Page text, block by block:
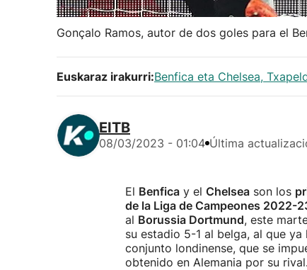
Gonçalo Ramos, autor de dos goles para el
Euskaraz irakurri:Benfica eta Chelsea,
EITB
08/03/2023 - 01:04 Última
El Benfica y el Chelsea son los
de la Liga de Campeones 2022-
al Borussia Dortmund, este
su estadio 5-1 al belga, al que
conjunto londinense, que se
obtenido en Alemania por su rival.